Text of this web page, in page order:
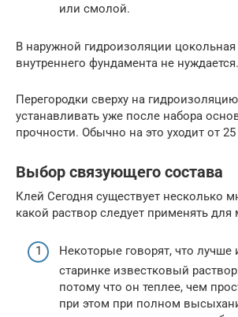
или смолой.
В наружной гидроизоляции цокольная
внутреннего фундамента не нуждается.
Перегородки сверху на
устанавливать уже после набора
прочности. Обычно на это уходит от
Выбор связующего состава
Клей Сегодня существует несколько
какой раствор следует применять
Некоторые говорят, что лучше
старинке известковый
потому что он теплее, чем
при этом при полном